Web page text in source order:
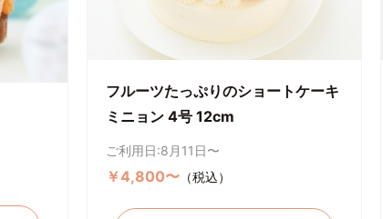
フルーツたっぷりのショートケーキ
ミニョン 4号 12cm
ご利用日:8月11日〜
￥4,800〜 （税込）